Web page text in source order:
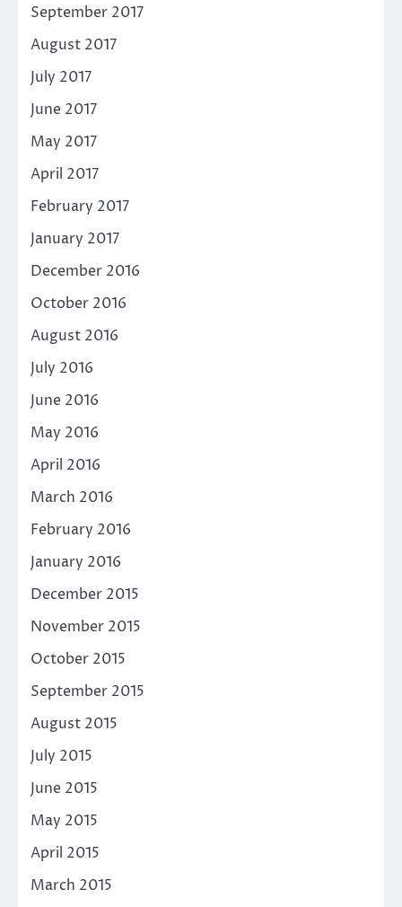
September 2017
August 2017
July 2017
June 2017
May 2017
April 2017
February 2017
January 2017
December 2016
October 2016
August 2016
July 2016
June 2016
May 2016
April 2016
March 2016
February 2016
January 2016
December 2015
November 2015
October 2015
September 2015
August 2015
July 2015
June 2015
May 2015
April 2015
March 2015